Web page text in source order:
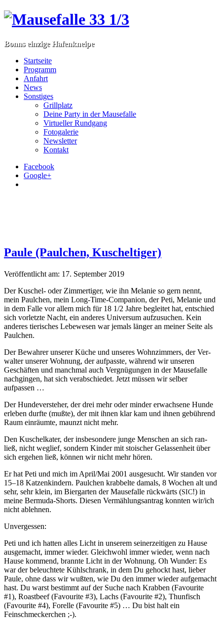
Bonns einzige Hafenkneipe
Startseite
Programm
Anfahrt
News
Sonstiges
Grillplatz
Deine Party in der Mausefalle
Virtueller Rundgang
Fotogalerie
Newsletter
Kontakt
Facebook
Google+
Paule (Paulchen, Kuscheltiger)
Veröffentlicht am: 17. September 2019
Der Kuschel- oder Zim­mer­tiger, wie ihn Melanie so gern nen­nt,
mein Paulchen, mein Long-Time-Com­pan­ion, der Peti, Melanie und
in dem Falle vor allem mich für 18 1/2 Jahre begleit­et hat, entsch­ied
sich vor­let­zte Nacht, ein anderes Uni­ver­sum aufzusuchen. Kein
anderes tierisches Lebe­we­sen war jemals länger an mein­er Seite als
Paulchen.
Der Bewahrer unser­er Küche und unseres Wohnz­im­mers, der Ver­
wal­ter unser­er Woh­nung, der auf­passte, während wir unseren
Geschäften und manch­mal auch Vergnü­gun­gen in der Mause­falle
nachgin­gen, hat sich ver­ab­schiedet. Jet­zt müssen wir sel­ber
aufpassen …
Der Hun­de­v­er­ste­her, der drei mehr oder min­der erwach­sene Hunde
erleben durfte (mußte), der mit ihnen klar kam und ihnen gebührend
Raum ein­räumte, maun­zt nicht mehr.
Den Kuschelkater, der ins­beson­dere junge Men­schen an sich ran­
ließ, nicht weglief, son­dern Kinder mit stois­ch­er Gelassen­heit über
sich erge­hen ließ, kön­nen wir nicht mehr hören.
Er hat Peti und mich im April/Mai 2001 aus­ge­sucht. Wir standen vor
15–18 Katzenkindern. Paulchen krabbelte damals, 8 Wochen alt und
sehr, sehr klein, im Bier­garten der Mause­falle rück­wärts (SIC!) in
meine Bermu­da-Shorts. Diesen Ver­mäh­lungsantrag kon­nten wir/ich
nicht ablehnen.
Unvergessen:
Peti und ich hat­ten alles Licht in unserem sein­erzeit­i­gen zu Hause
aus­gemacht, immer wieder. Gle­ich­wohl immer wieder, wenn nach
Hause kom­mend, bran­nte Licht in der Woh­nung. Oh Wun­der: Es
war der beleuchtete Kühlschrank, in dem Du gehockt hast, lieber
Paule, ohne dass wir wußten, wie Du den immer wieder aufgemacht
hast. Du warst bes­timmt auf der Suche nach Krabben (Favourite
#1), Roast­beef (Favourite #3), Lachs (Favourite #2), Thun­fisch
(Favourite #4), Forelle (Favourite #5) … Du bist halt ein
Feinschmeckerchen ;-).